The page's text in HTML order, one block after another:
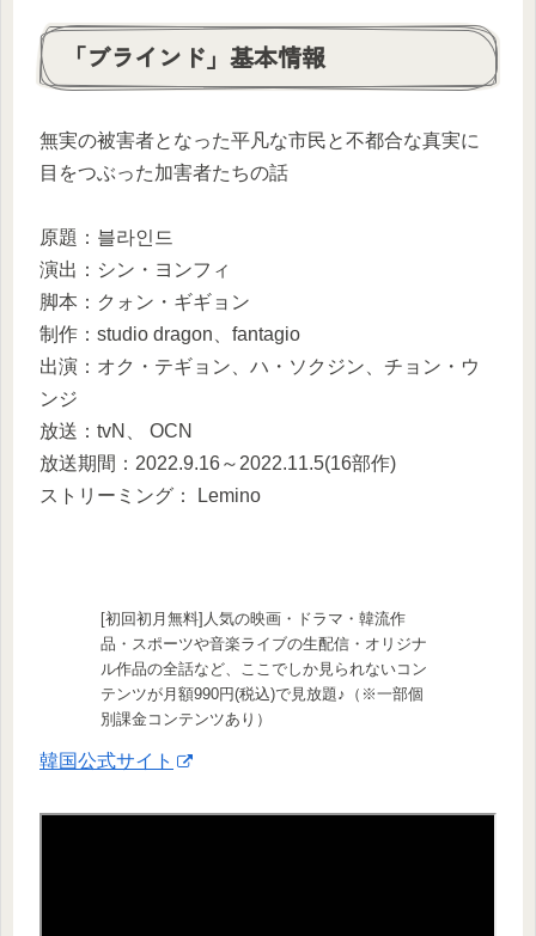
「ブラインド」基本情報
無実の被害者となった平凡な市民と不都合な真実に
目をつぶった加害者たちの話
原題：블라인드
演出：シン・ヨンフィ
脚本：クォン・ギギョン
制作：studio dragon、fantagio
出演：オク・テギョン、ハ・ソクジン、チョン・ウ
ンジ
放送：tvN、 OCN
放送期間：2022.9.16～2022.11.5(16部作)
ストリーミング： Lemino
[初回初月無料]人気の映画・ドラマ・韓流作
品・スポーツや音楽ライブの生配信・オリジナ
ル作品の全話など、ここでしか見られないコン
テンツが月額990円(税込)で見放題♪（※一部個
別課金コンテンツあり）
韓国公式サイト